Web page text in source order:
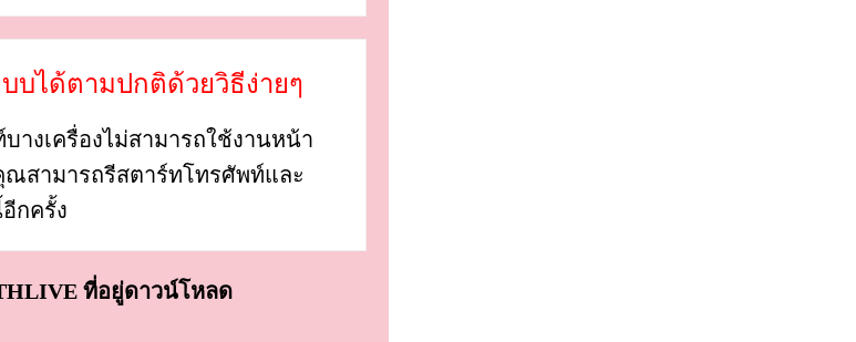
บบได้ตามปกติด้วยวิธีง่ายๆ
างเครื่องไม่สามารถใช้งานหน้า
ณสามารถรีสตาร์ทโทรศัพท์และ
กครั้ง
ที่อยู่ดาวน์โหลด